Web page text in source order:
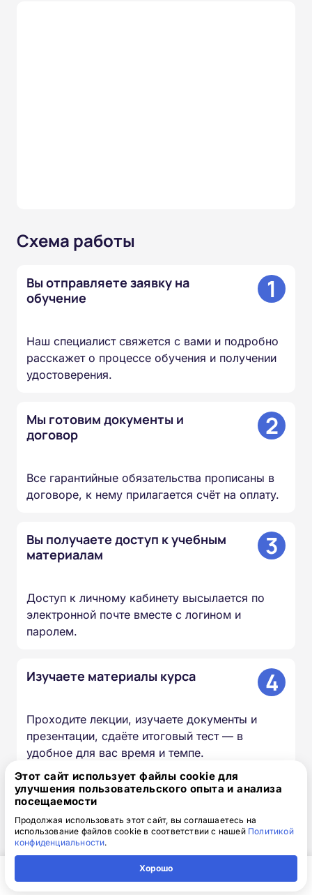
Схема работы
Вы отправляете заявку на
обучение
1
Наш специалист свяжется с вами и подробно
расскажет о процессе обучения и получении
удостоверения.
Мы готовим документы и
договор
2
Все гарантийные обязательства прописаны в
договоре, к нему прилагается счёт на оплату.
Вы получаете доступ к учебным
материалам
3
Доступ к личному кабинету высылается по
электронной почте вместе с логином и
паролем.
Изучаете материалы курса 4
Проходите лекции, изучаете документы и
презентации, сдаёте итоговый тест — в
удобное для вас время и темпе.
Мы вносим сведения в ФИС
ФРДО
5
Информация о выданных удостоверениях и
дипломах передаётся в федеральный реестр в
Этот сайт использует файлы cookie для
улучшения пользовательского опыта и анализа
посещаемости
Продолжая использовать этот сайт, вы соглашаетесь на
использование файлов cookie в соответствии с нашей Политикой
конфиденциальности.
Хорошо